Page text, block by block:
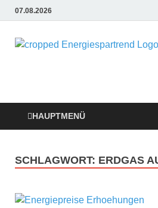
07.08.2026
HAUPTMENÜ
SCHLAGWORT: ERDGAS